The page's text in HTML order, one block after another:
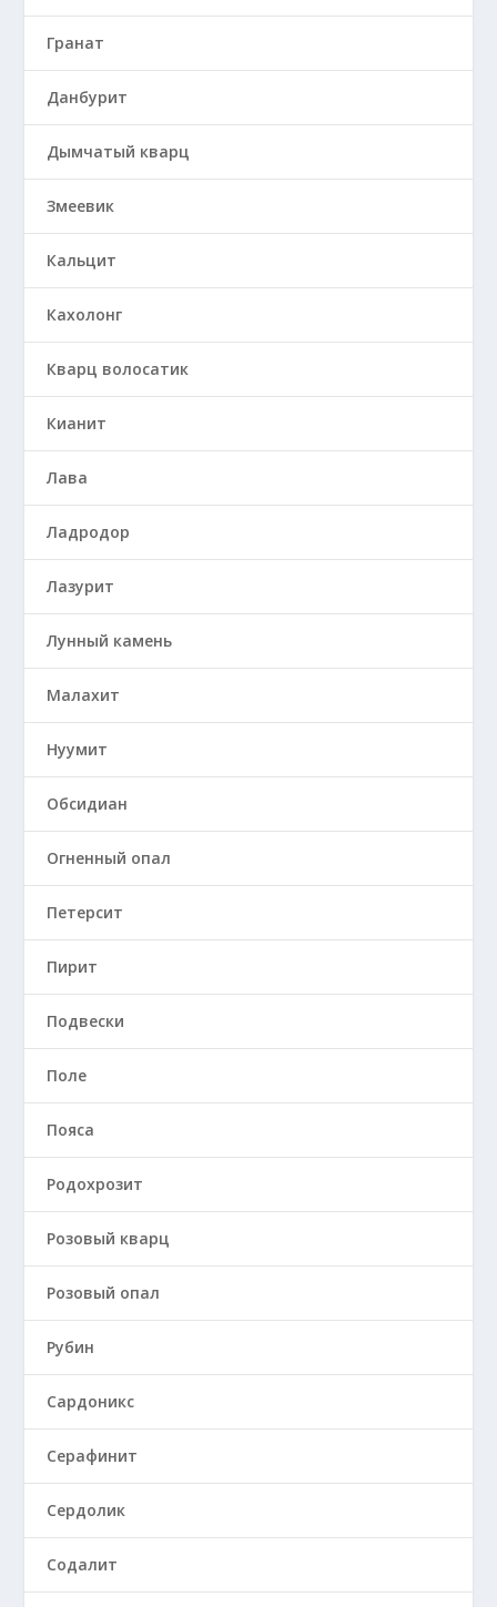
Гранат
Данбурит
Дымчатый кварц
Змеевик
Кальцит
Кахолонг
Кварц волосатик
Кианит
Лава
Ладродор
Лазурит
Лунный камень
Малахит
Нуумит
Обсидиан
Огненный опал
Петерсит
Пирит
Подвески
Поле
Пояса
Родохрозит
Розовый кварц
Розовый опал
Рубин
Сардоникс
Серафинит
Сердолик
Содалит